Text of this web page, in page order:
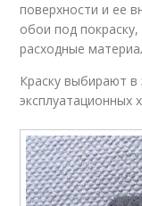
поверхности и ее
обои под
расходные
Краску выбирают
эксплуатационных